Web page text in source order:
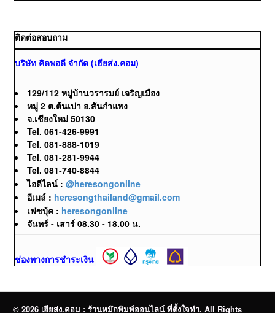
ติดต่อสอบถาม
บริษัท คิดพอดี จำกัด (เฮียส่ง.คอม)
129/112 หมู่บ้านวรารมย์ เจริญเมือง
หมู่ 2 ต.ต้นเปา อ.สันกำแพง
จ.เชียงใหม่ 50130
Tel. 061-426-9991
Tel. 081-888-1019
Tel. 081-281-9944
Tel. 081-740-8844
ไอดีไลน์ : @heresongonline
อีเมล์ : heresongthailand@gmail.com
เฟซบุ้ค : heresongonline
จันทร์ - เสาร์ 08.30 - 18.00 น.
ช่องทางการชำระเงิน
© 2026 เฮียส่ง.คอม : ร้านหมึกพิมพ์ออนไลน์ ที่ตั้งใจทำ. All Rights